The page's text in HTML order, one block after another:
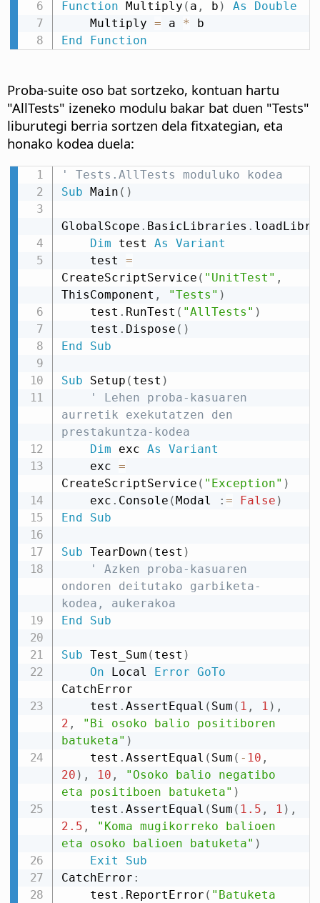
Function Multiply ( a , b ) As
Double
    Multiply
= a *
End
Function
Proba-suite oso bat sortzeko, kontuan hartu
"AllTests" izeneko modulu bakar bat duen "Tests"
liburutegi berria sortzen dela fitxategian, eta
honako kodea duela:
' Tests.AllTests moduluko kodea
Sub Main ( )
GlobalScope . BasicLibraries .
Dim test As
Variant
    test
=
CreateScriptService ( "UnitTest" ,
ThisComponent , "Tests" )
    test
. RunTest ( "AllTests" )
    test
. Dispose ( )
End
Sub
Sub Setup ( test )
' Lehen proba-kasuaren
aurretik exekutatzen den
prestakuntza-kodea
Dim exc As
Variant
    exc
=
CreateScriptService ( "Exception" )
    exc
. Console (Modal : = False )
End
Sub
Sub TearDown ( test )
' Azken proba-kasuaren
ondoren deitutako garbiketa-
kodea, aukerakoa
End
Sub
Sub Test_Sum ( test )
On Local Error GoTo
CatchError
    test
. AssertEqual ( Sum ( 1 , 1 ) ,
2 ,
"Bi osoko balio positiboren
batuketa" )
    test
. AssertEqual ( Sum ( - 10 ,
20 ) , 10 ,
"Osoko balio negatibo
eta positiboen batuketa" )
    test
. AssertEqual ( Sum ( 1.5 , 1 ) ,
2.5 ,
"Koma mugikorreko balioen
eta osoko balioen batuketa" )
Exit
Sub
CatchError :
    test
. ReportError ( "Batuketa